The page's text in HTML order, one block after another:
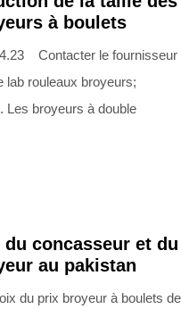
à boulets
Contacter le fournisseur
lab rouleaux broyeurs;
Les broyeurs à double
du concasseur et du
au pakistan
du prix broyeur à boulets de